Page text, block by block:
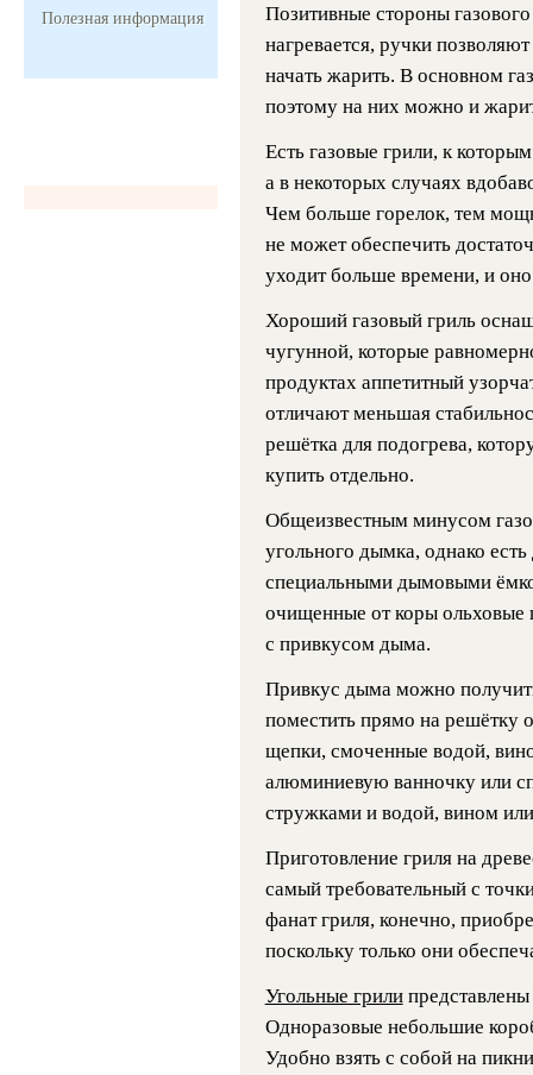
Полезная информация
Позитивные стороны
нагревается, ручки
начать жарить. В основном
поэтому на них можно и
Есть газовые грили, к
а в некоторых случаях
Чем больше горелок, тем
не может обеспечить
уходит больше времени, и
Хороший газовый гриль
чугунной, которые
продуктах аппетитный
отличают меньшая
решётка для подогрева,
купить отдельно.
Общеизвестным минусом
угольного дымка, однако
специальными дымовыми
очищенные от коры ольховые
с привкусом дыма.
Привкус дыма можно
поместить прямо на решётку
щепки, смоченные водой,
алюминиевую ванночку или
стружками и водой, вином
Приготовление гриля на
самый требовательный с
фанат гриля, конечно,
поскольку только они
Угольные грили
Одноразовые небольшие
Удобно взять с собой на